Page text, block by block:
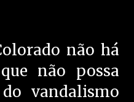
não há
não possa
vandalismo